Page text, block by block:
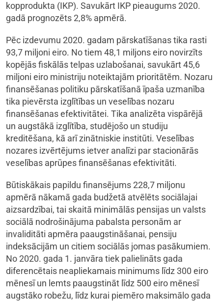
kopprodukta (IKP). Savukārt IKP pieaugums 2020.
gadā prognozēts 2,8% apmērā.
Pēc izdevumu 2020. gadam pārskatīšanas tika rasti
93,7 miljoni eiro. No tiem 48,1 miljons eiro novirzīts
kopējās fiskālās telpas uzlabošanai, savukārt 45,6
miljoni eiro ministriju noteiktajām prioritātēm. Nozaru
finansēšanas politiku pārskatīšanā īpaša uzmanība
tika pievērsta izglītības un veselības nozaru
finansēšanas efektivitātei. Tika analizēta vispārējā
un augstākā izglītība, studējošo un studiju
kreditēšana, kā arī zinātniskie institūti. Veselības
nozares izvērtējums ietver analīzi par stacionārās
veselības aprūpes finansēšanas efektivitāti.
Būtiskākais papildu finansējums 228,7 miljonu
apmērā nākamā gada budžetā atvēlēts sociālajai
aizsardzībai, tai skaitā minimālās pensijas un valsts
sociālā nodrošinājuma pabalsta personām ar
invaliditāti apmēra paaugstināšanai, pensiju
indeksācijām un citiem sociālās jomas pasākumiem.
No 2020. gada 1. janvāra tiek palielināts gada
diferencētais neapliekamais minimums līdz 300 eiro
mēnesī un lemts paaugstināt līdz 500 eiro mēnesī
augstāko robežu, līdz kurai piemēro maksimālo gada